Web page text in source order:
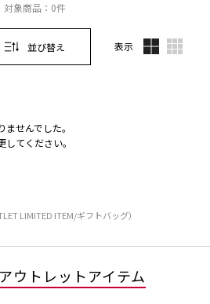
対象商品： 0件
並び替え 表示
せんでした。
てください。
LIMITED ITEM/ギフトバッグ）
ウトレットアイテム